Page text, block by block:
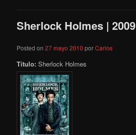
Sherlock Holmes | 2009
Posted on27 mayo 2010 porCarlos
Título: Sherlock Holmes